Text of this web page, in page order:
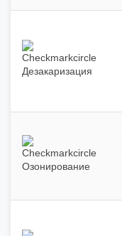
Дезакаризация
Озонирование